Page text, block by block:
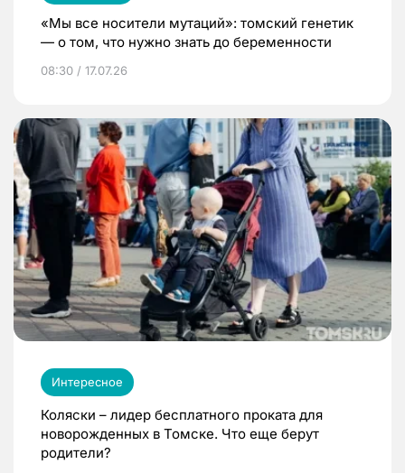
«Мы все носители мутаций»: томский генетик
— о том, что нужно знать до беременности
08:30 / 17.07.26
Интересное
Коляски – лидер бесплатного проката для
новорожденных в Томске. Что еще берут
родители?